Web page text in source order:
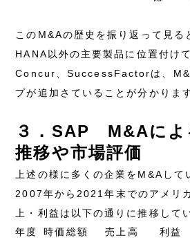
このM&Aの歴史を振り返って見
HANA以外の主要製品に位置付け
Concur、SuccessFactorは、
プが追加さていることが分かりま
３．SAP M&Aによ
推移や市場評価
上述の様に多くの企業をM&Aして
2007年から2021年末でのアメリ
上・利益は以下の通りに推移して
年度
時価総額 売上高
利益